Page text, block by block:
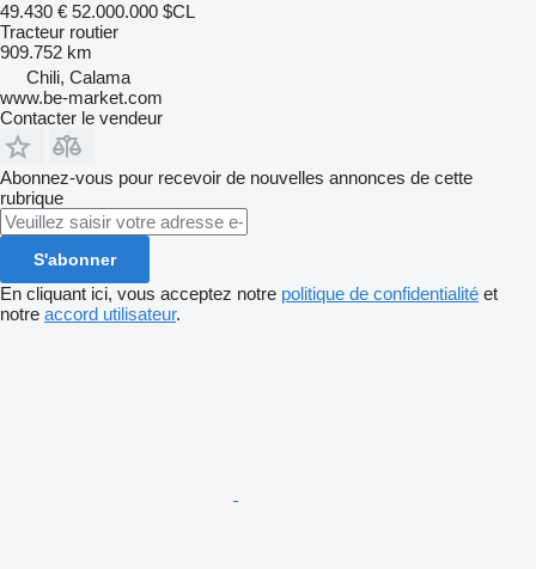
49.430 € 52.000.000 $CL
Tracteur routier
909.752 km
Chili, Calama
www.be-market.com
Contacter le vendeur
Abonnez-vous pour recevoir de nouvelles annonces de cette
rubrique
S'abonner
En cliquant ici, vous acceptez notre politique de confidentialité et
notre accord utilisateur.